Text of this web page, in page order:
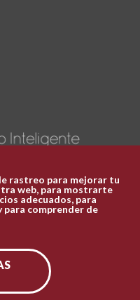
Plaza Mayor 1
969 241 051
en las redes
rastreo para mejorar tu
web, para mostrarte
adecuados, para
para comprender de